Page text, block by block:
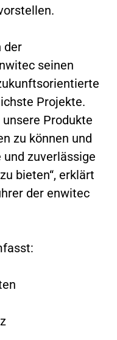
der
seinen
Projekte.
Produkte
zu können und
zuverlässige
bieten“, erklärt
der enwitec